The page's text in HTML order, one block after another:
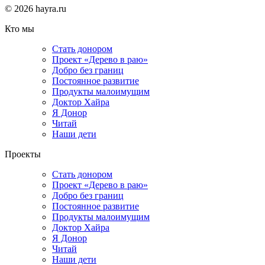
© 2026 hayra.ru
Кто мы
Стать донором
Проект «Дерево в раю»
Добро без границ
Постоянное развитие
Продукты малоимущим
Доктор Хайра
Я Донор
Читай
Наши дети
Проекты
Стать донором
Проект «Дерево в раю»
Добро без границ
Постоянное развитие
Продукты малоимущим
Доктор Хайра
Я Донор
Читай
Наши дети